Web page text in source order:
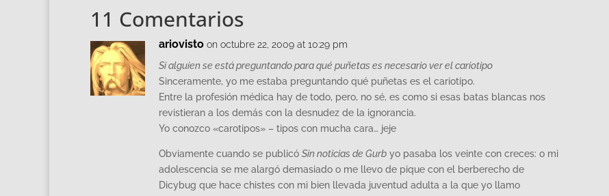
11 Comentarios
ariovisto on octubre 22, 2009 at 10:29 pm
Si alguien se está preguntando para qué puñetas es necesario ver el cariotipo
Sinceramente, yo me estaba preguntando qué puñetas es el cariotipo.
Entre la profesión médica hay de todo, pero, no sé, es como si esas batas blancas nos
revistieran a los demás con la desnudez de la ignorancia.
Yo conozco «carotipos» – tipos con mucha cara… jeje
Obviamente cuando se publicó Sin noticias de Gurb yo pasaba los veinte con creces: o mi
adolescencia se me alargó demasiado o me llevo de pique con el berberecho de
Dicybug que hace chistes con mi bien llevada juventud adulta a la que yo llamo